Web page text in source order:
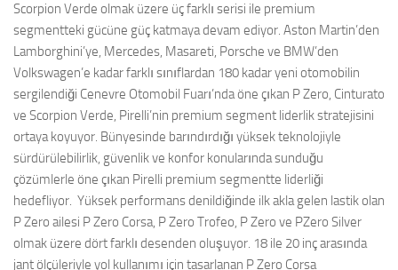
Scorpion Verde olmak üzere üç farklı serisi ile premium
segmentteki gücüne güç katmaya devam ediyor. Aston Martin’den
Lamborghini’ye, Mercedes, Masareti, Porsche ve BMW’den
Volkswagen’e kadar farklı sınıflardan 180 kadar yeni otomobilin
sergilendiği Cenevre Otomobil Fuarı’nda öne çıkan P Zero, Cinturato
ve Scorpion Verde, Pirelli’nin premium segment liderlik stratejisini
ortaya koyuyor. Bünyesinde barındırdığı yüksek teknolojiyle
sürdürülebilirlik, güvenlik ve konfor konularında sunduğu
çözümlerle öne çıkan Pirelli premium segmentte liderliği
hedefliyor. Yüksek performans denildiğinde ilk akla gelen lastik olan
P Zero ailesi P Zero Corsa, P Zero Trofeo, P Zero ve PZero Silver
olmak üzere dört farklı desenden oluşuyor. 18 ile 20 inç arasında
jant ölçüleriyle yol kullanımı için tasarlanan P Zero Corsa